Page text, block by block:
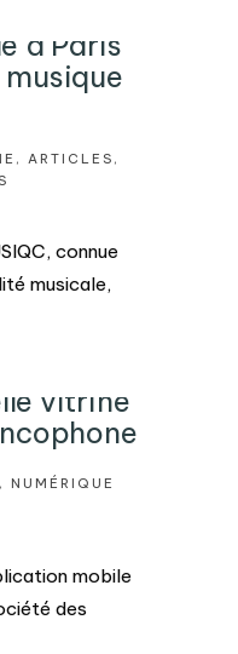
à Paris
, ARTICLES ,
connue
musicale,
vitrine
, NUMÉRIQUE
mobile
des